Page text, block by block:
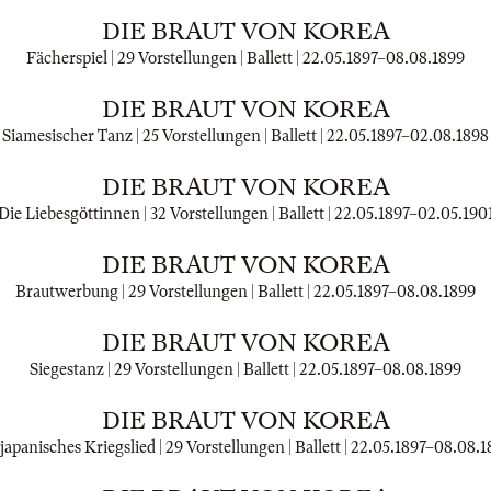
DIE BRAUT VON KOREA
Fächerspiel | 29 Vorstellungen | Ballett | 22.05.1897–08.08.1899
DIE BRAUT VON KOREA
Siamesischer Tanz | 25 Vorstellungen | Ballett | 22.05.1897–02.08.1898
DIE BRAUT VON KOREA
Liebesgöttinnen | 32 Vorstellungen | Ballett | 22.05.1897–
DIE BRAUT VON KOREA
Brautwerbung | 29 Vorstellungen | Ballett | 22.05.1897–08.08.1899
DIE BRAUT VON KOREA
Siegestanz | 29 Vorstellungen | Ballett | 22.05.1897–08.08.1899
DIE BRAUT VON KOREA
Kriegslied | 29 Vorstellungen | Ballett | 22.05.1897–